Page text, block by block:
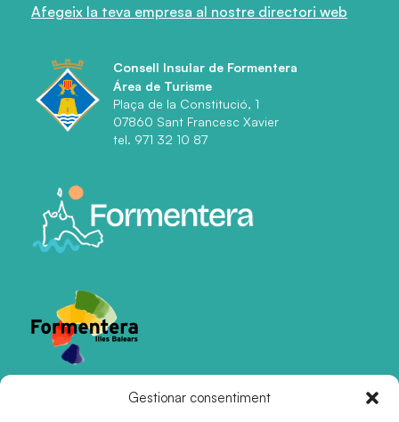
Gestionar consentiment
Afegeix la teva empresa al nostre directori web
Consell Insular de Formentera
Área de Turisme
Plaça de la Constitució, 1
07860 Sant Francesc Xavier
tel. 971 32 10 87